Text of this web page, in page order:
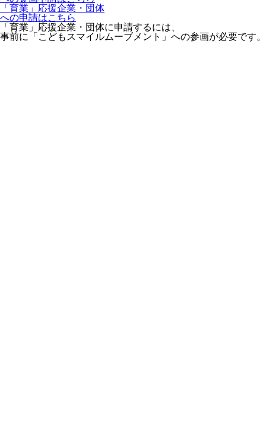
「育業」応援企業・団体
への申請はこちら
「育業」応援企業・団体に申請するには、
事前に「こどもスマイルムーブメント」への参画が必要です。